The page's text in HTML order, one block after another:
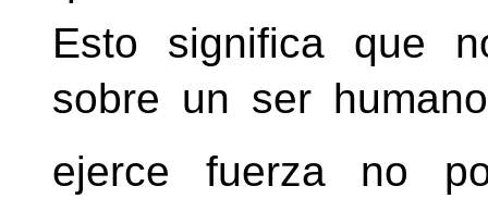
Esto significa que
sobre un ser
ejerce fuerza no